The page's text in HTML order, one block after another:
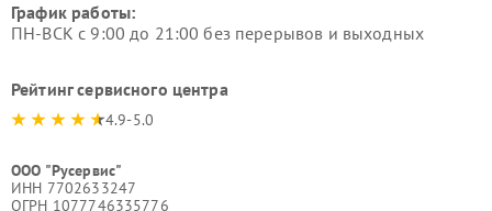
График работы:
ПН-ВСК с 9:00 до 21:00 без перерывов и выходных
Рейтинг сервисного центра
4.9-5.0
ООО "Русервис"
ИНН 7702633247
ОГРН 1077746335776